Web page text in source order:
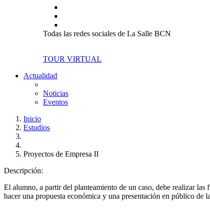
Todas las redes sociales de La Salle BCN
TOUR VIRTUAL
Actualidad
Noticias
Eventos
Inicio
Estudios
Proyectos de Empresa II
Descripción:
El alumno, a partir del planteamiento de un caso, debe realizar
hacer una propuesta económica y una presentación en público de